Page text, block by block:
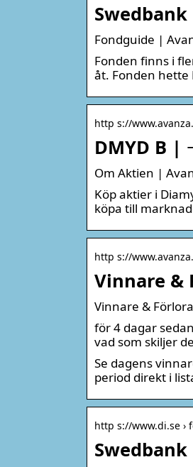
Fondguide |
Fonden finns i
åt. Fonden hette
http s://
DMYD B |
Om Aktien |
Köp aktier i
köpa till
http s://
Vinnare &
Vinnare &
för 4 dagar
vad som skiljer
Se dagens
period direkt i
http s://www.di.se ›